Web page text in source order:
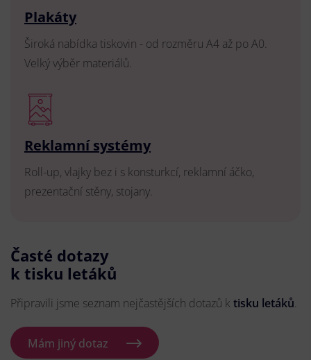
Plakáty
Široká nabídka tiskovin - od rozměru A4 až po A0.
Velký výběr materiálů.
Reklamní systémy
Roll-up, vlajky bez i s konsturkcí, reklamní áčko,
prezentační stěny, stojany.
Časté dotazy
k tisku letáků
Připravili jsme seznam nejčastějších dotazů k tisku letáků.
Mám jiný dotaz